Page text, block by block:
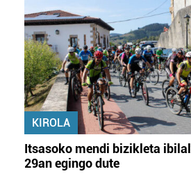
KIROLA
Itsasoko mendi bizikleta
29an egingo dute